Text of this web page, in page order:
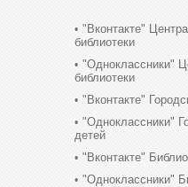
"Вконтакте"
библиотеки
"Одноклассники"
библиотеки
"Вконтакте"
"Одноклассники"
детей
"Вконтакте"
"Одноклассники"